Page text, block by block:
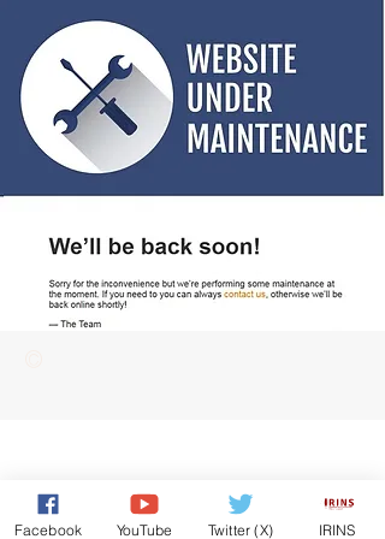
Facebook YouTube Twitter (X) IRINS